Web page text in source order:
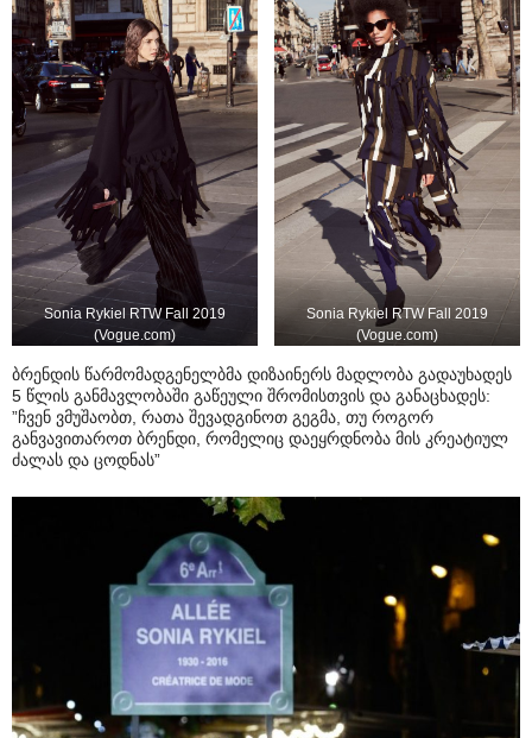
Sonia Rykiel RTW Fall 2019
(Vogue.com)
Sonia Rykiel RTW Fall 2019
(Vogue.com)
ბრენდის წარმომადგენელბმა დიზაინერს მადლობა გადაუხადეს
5 წლის განმავლობაში გაწეული შრომისთვის და განაცხადეს:
”ჩვენ ვმუშაობთ, რათა შევადგინოთ გეგმა, თუ როგორ
განვავითაროთ ბრენდი, რომელიც დაეყრდნობა მის კრეატიულ
ძალას და ცოდნას”